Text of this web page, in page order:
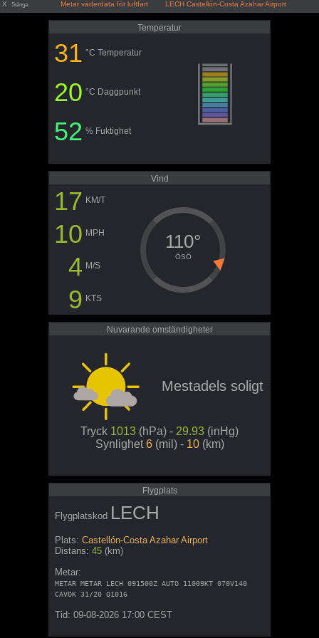
X Stänga Metar väderdata för luftfart LECH Castellón-Costa Azahar Airport
Temperatur
31 °C Temperatur
20 °C Daggpunkt
52 % Fuktighet
Vind
17 KM/T
10 MPH
4 M/S
9 KTS
110°
ÖSÖ
Nuvarande omständigheter
Mestadels soligt
Tryck 1013 (hPa) - 29.93 (inHg)
Synlighet6 (mil) - 10 (km)
Flygplats
Flygplatskod LECH
Plats: Castellón-Costa Azahar Airport
Distans: 45 (km)
Metar:
METAR METAR LECH 091500Z AUTO 11009KT 070V140
CAVOK 31/20 Q1016
Tid: 09-08-2026 17:00 CEST